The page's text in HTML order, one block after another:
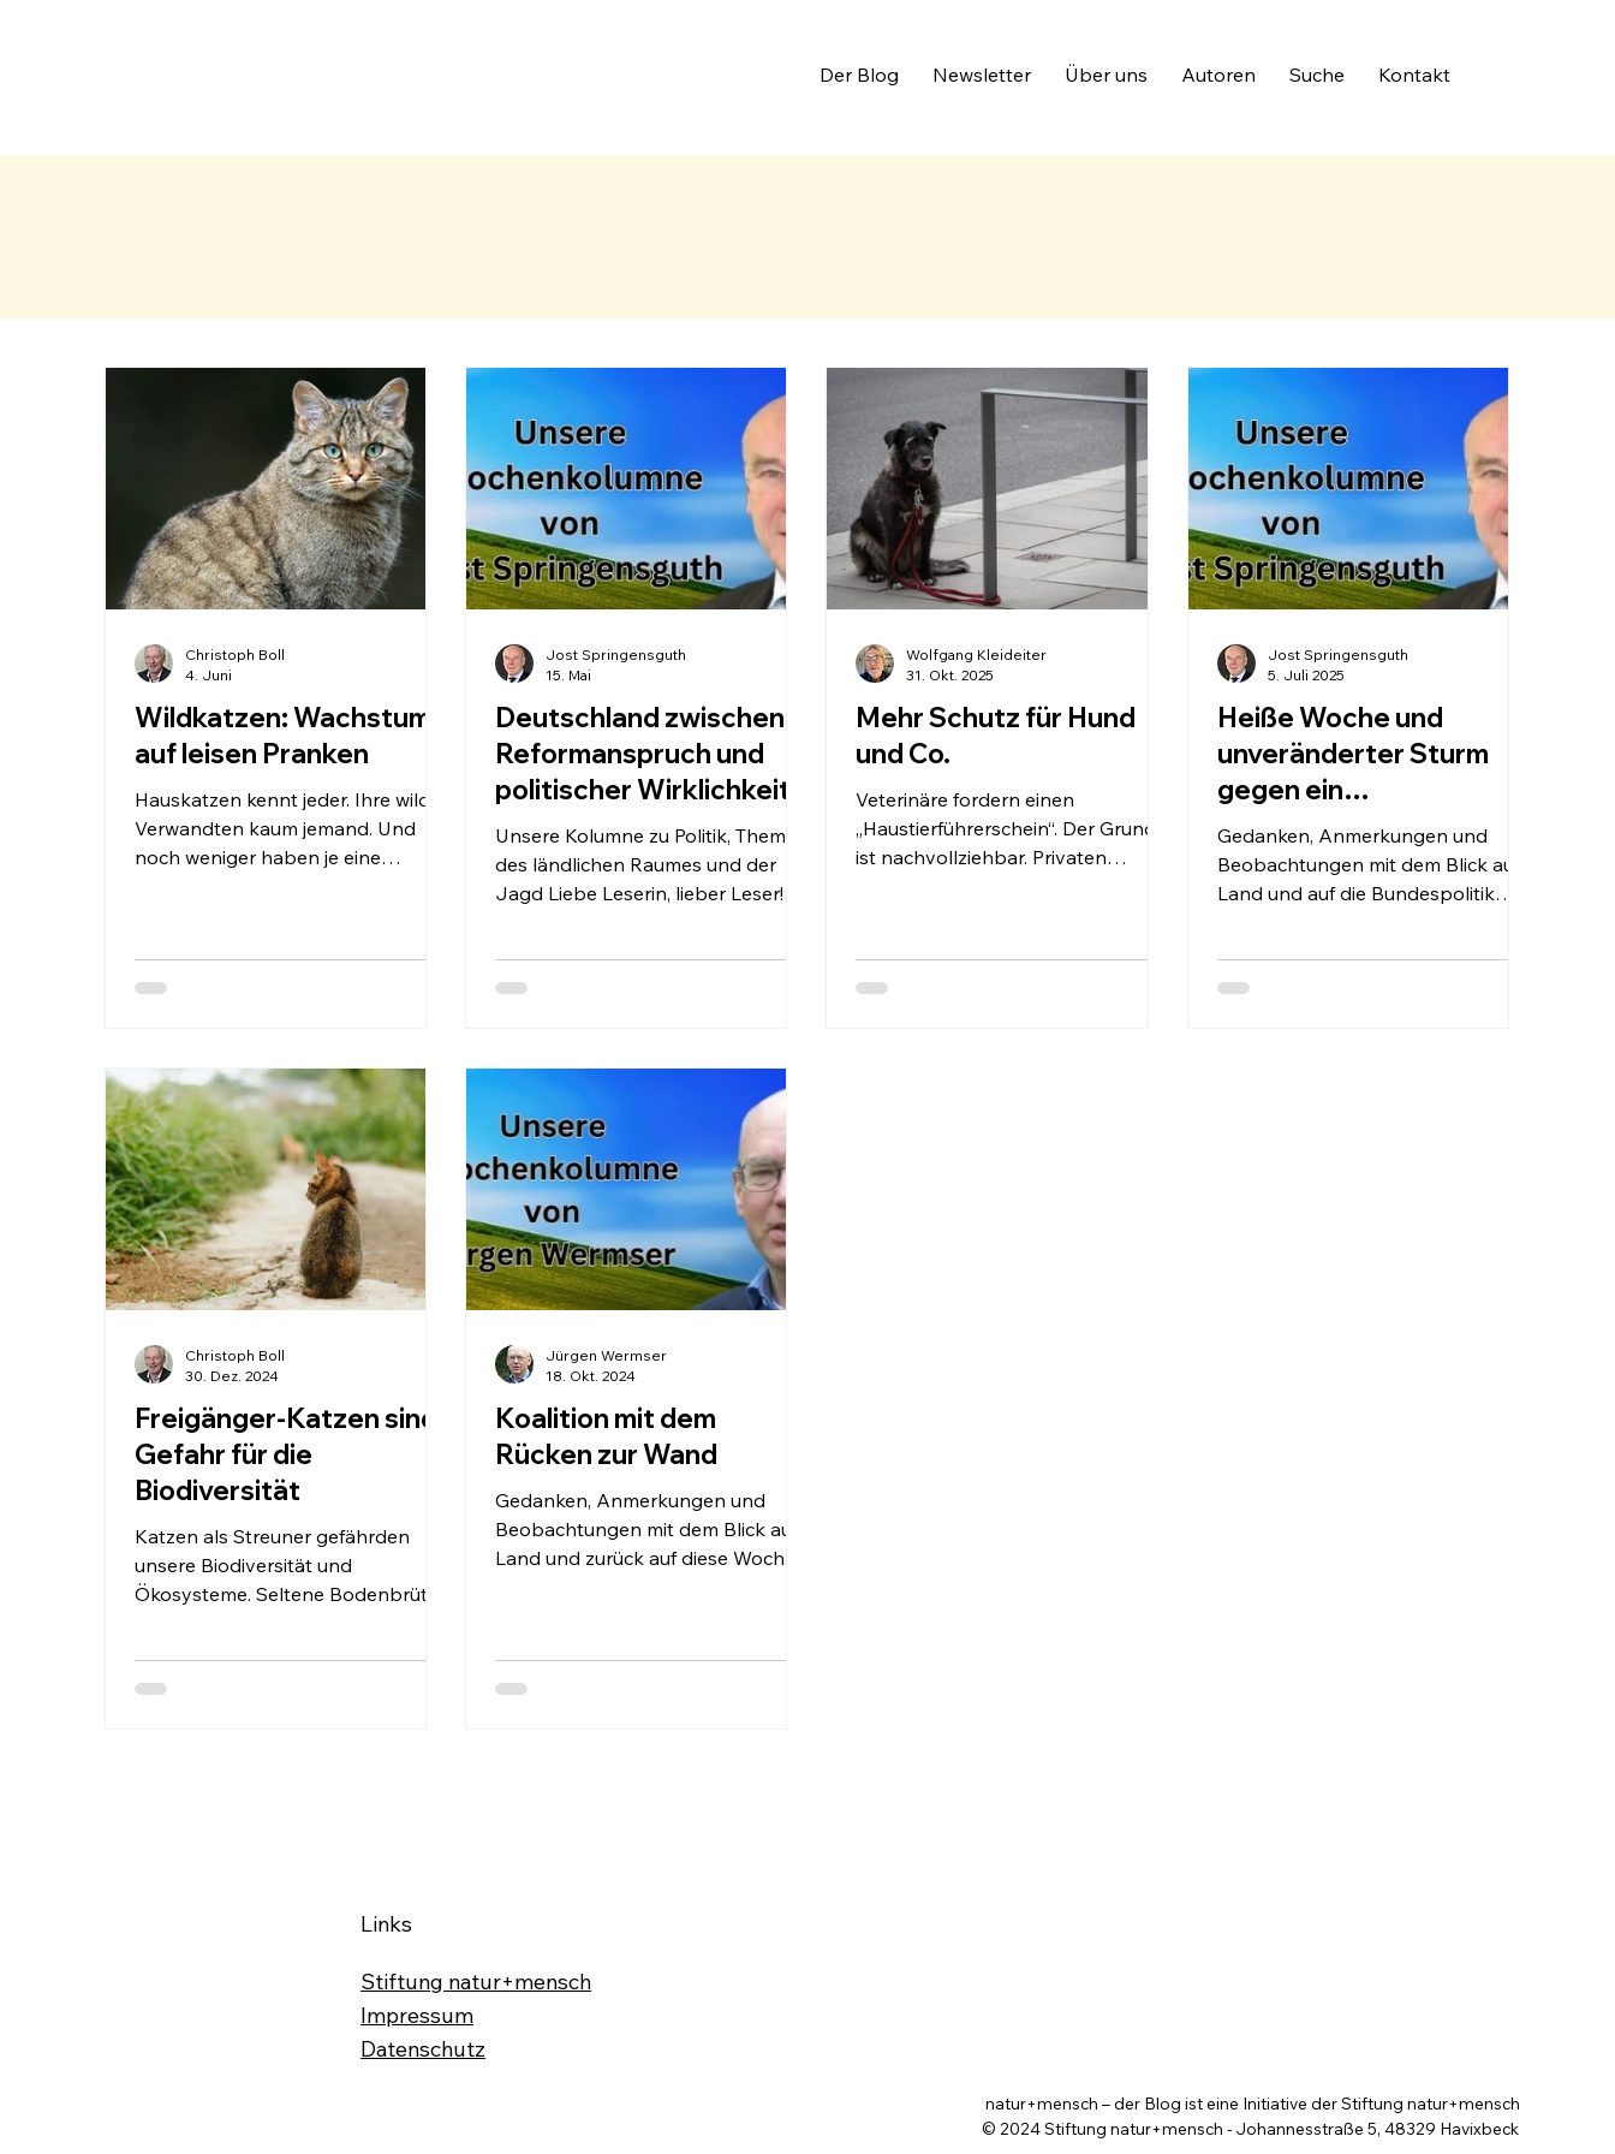
Der Blog Newsletter Über uns Autoren Suche Kontakt
Wildkatzen: Wachstum
auf leisen Pranken
Hauskatzen kennt jeder. Ihre wilden
Verwandten kaum jemand. Und
noch weniger haben je eine
unseren Revieren vor Foto:Lviatour,
Tagen hat die Deutsche Wildtier
Stiftung bestätigt, dass die
Europäische Wildkatze nach rund
200 Jahren nach Mecklenburg-
Vorpommern zurückgekehrt ist. Sie
stützt ihre
Christoph Boll
4. Juni
Deutschland zwischen
Reformanspruch und
politischer Wirklichkeit
Unsere Kolumne zu Politik, Themen
des ländlichen Raumes und der
Jagd Liebe Leserin, lieber Leser!
sehr in der Gegenwart gemütlich
vom neuen und grünen Münchner
Oberbürgermeister Dominik Krause
bei seiner Amtseinführung am
Montag. Ähnliches wollte wohl
Friedrich Merz beim DGB-
Bundeskongress am Tag darauf
vermitteln. Dafür erntete er dort
Pfiffe und
Jost Springensguth
15. Mai
Mehr Schutz für Hund
und Co.
Veterinäre fordern einen
„Haustierführerschein“. Der Grund
ist nachvollziehbar. Privaten
romelia / pixelio.de Deutschland ist
Wolfgang Kleideiter
31. Okt. 2025
Heiße Woche und
unveränderter Sturm
gegen ein
Landesjagdgesetz
Gedanken, Anmerkungen und
Beobachtungen mit dem Blick aufs
Land und auf die Bundespolitik
Jost Springensguth
5. Juli 2025
Freigänger-Katzen sind
Gefahr für die
Biodiversität
Katzen als Streuner gefährden
unsere Biodiversität und
Ökosysteme. Seltene Bodenbrüter,
Christoph Boll
30. Dez. 2024
Koalition mit dem
Rücken zur Wand
Gedanken, Anmerkungen und
Beobachtungen mit dem Blick aufs
Land und zurück auf diese Woche
Jürgen Wermser
18. Okt. 2024
Links
Stiftung natur+mensch
Impressum
Datenschutz
natur+mensch – der Blog ist eine Initiative der Stiftung natur+mensch
© 2024 Stiftung natur+mensch - Johannesstraße 5, 48329 Havixbeck